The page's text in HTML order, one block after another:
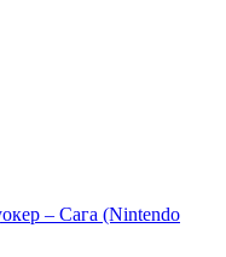
– Сага (Nintendo